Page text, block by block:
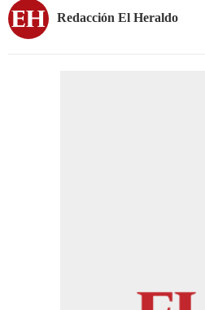
Redacción El Heraldo